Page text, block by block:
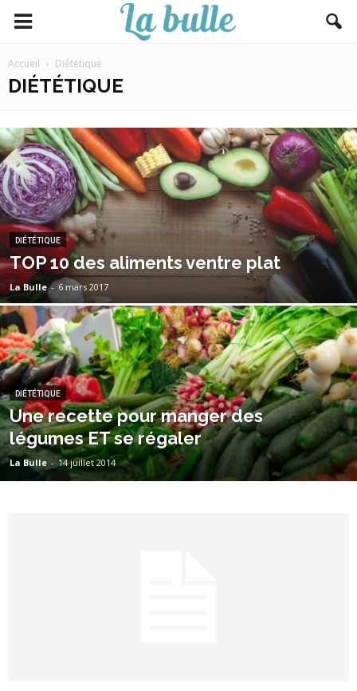
Accueil Diététique
DIÉTÉTIQUE
DIÉTÉTIQUE
TOP 10 des aliments ventre plat
La Bulle - 6 mars 2017
DIÉTÉTIQUE
Une recette pour manger des
légumes ET se régaler
La Bulle - 14 juillet 2014